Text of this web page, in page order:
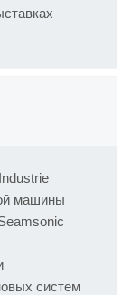
машины
систем